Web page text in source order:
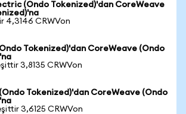
(Ondo Tokenized)'dan CoreWeave
4,3146 CRWVon
Tokenized)'dan CoreWeave (Ondo
3,8135 CRWVon
Tokenized)'dan CoreWeave (Ondo
3,6125 CRWVon